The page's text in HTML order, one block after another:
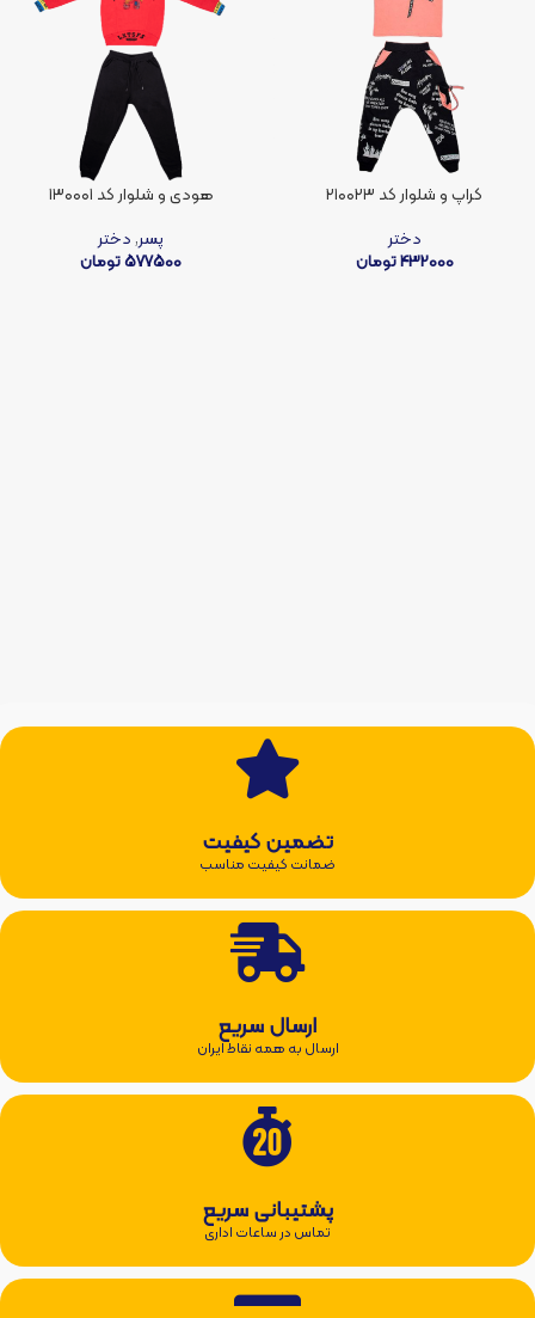
کراپ و شلوار کد ۲۱۰۰۲۳
دختر
432000تومان
هودی و شلوار کد ۱۳۰۰۰۱
پسر,دختر
577500تومان
تضمین کیفیت
ضمانت کیفیت مناسب
ارسال سریع
ارسال به همه نقاط ایران
پشتیبانی سریع
تماس در ساعات اداری